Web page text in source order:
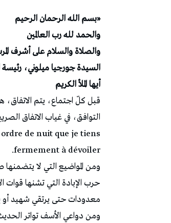
«بسم الله الرحمان الرحيم
والحمد لله رب العالمين
والصلاة والسلام على أشرف
السيدة جورجيا ميلوني، رئيسة
أيها الملأ الكريم
قبل كلّ اجتماع، يتم الاتفاق،
التوافق، في غياب الاتفاق
de nuit que je tiens
fermement à dévoiler.
ومن المواضيع التي لا
حرب الإبادة التي تشنها
معدودات حتى يرتقي شهيد
ومن دواعي الأسف تواتر